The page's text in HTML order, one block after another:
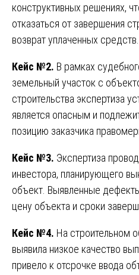
конструктивных решениях,
отказаться от завершения
возврат уплаченных средств.
Кейс №2. В рамках
земельный участок с
строительства экспертиза
является опасным и
позицию заказчика
Кейс №3. Экспертиза
инвестора, планирующего
объект. Выявленные
цену объекта и сроки
Кейс №4. На строительном
выявила низкое качество
привело к отсрочке ввода